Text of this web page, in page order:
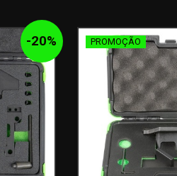
-20% PROMOÇÃO